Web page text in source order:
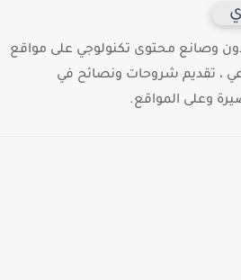
وصانع محتوى تكنولوجي على مواقع
، تقديم شروحات ونصائح في
وعلى المواقع.